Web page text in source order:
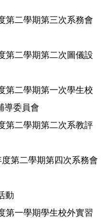
第二學期第三次系務會
第二學期第二次圖儀設
第二學期第一次學生校
導委員會
第二學期第二次系教評
第二學期第四次系務會
動
第一學期學生校外實習